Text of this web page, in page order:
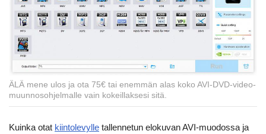
ÄLÄ mene ulos ja ota 75€ tai enemmän alas koko AVI-DVD-video-
muunnosohjelmalle vain kokeillaksesi sitä.
Kuinka otat kiintolevylle tallennetun elokuvan AVI-muodossa ja